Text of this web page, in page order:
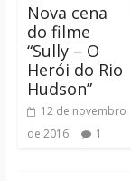
Nova cena
do filme
“Sully – O
Herói do Rio
Hudson”
12 de novembro
de 2016
1